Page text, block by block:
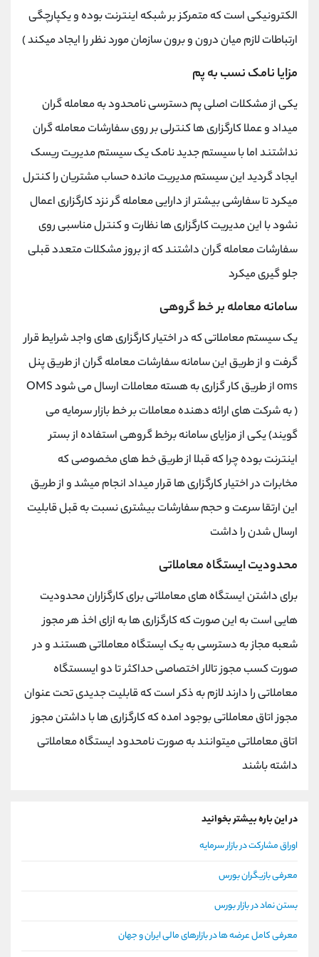
الکترونیکی است که متمرکز بر شبکه اینترنت بوده و یکپارچگی
ارتباطات لازم میان درون و برون سازمان مورد نظر را ایجاد میکند )
مزایا نامک نسب به پم
یکی از مشکلات اصلی پم دسترسی نامحدود به معامله گران
میداد و عملا کارگزاری ها کنترلی بر روی سفارشات معامله گران
نداشتند اما با سیستم جدید نامک یک سیستم مدیریت ریسک
ایجاد گردید این سیستم مدیریت مانده حساب مشتریان را کنترل
میکرد تا سفارشی بیشتر از دارایی معامله گر نزد کارگزاری اعمال
نشود با این مدیریت کارگزاری ها نظارت و کنترل مناسبی روی
سفارشات معامله گران داشتند که از بروز مشکلات متعدد قبلی
جلو گیری میکرد
سامانه معامله بر خط گروهی
یک سیستم معاملاتی که در اختیار کارگزاری های واجد شرایط قرار
گرفت و از طریق این سامانه سفارشات معامله گران از طریق پنل
oms از طریق کار گزاری به هسته معاملات ارسال می شود OMS
( به شرکت های ارائه دهنده معاملات بر خط بازار سرمایه می
گویند) یکی از مزایای سامانه برخط گروهی استفاده از بستر
اینترنت بوده چرا که قبلا از طریق خط های مخصوصی که
مخابرات در اختیار کارگزاری ها قرار میداد انجام میشد و از طریق
این ارتقا سرعت و حجم سفارشات بیشتری نسبت به قبل قابلیت
ارسال شدن را داشت
محدودیت ایستگاه معاملاتی
برای داشتن ایستگاه های معاملاتی برای کارگزاران محدودیت
هایی است به این صورت که کارگزاری ها به ازای اخذ هر مجوز
شعبه مجاز به دسترسی به یک ایستگاه معاملاتی هستند و در
صورت کسب مجوز تالار اختصاصی حداکثر تا دو ایسستگاه
معاملاتی را دارند لازم به ذکر است که قابلیت جدیدی تحت عنوان
مجوز اتاق معاملاتی بوجود امده که کارگزاری ها با داشتن مجوز
اتاق معاملاتی میتوانند به صورت نامحدود ایستگاه معاملاتی
داشته باشند
در این باره بیشتر بخوانید
اوراق مشارکت در بازار سرمایه
معرفی بازیگران بورس
بستن نماد در بازار بورس
معرفی کامل عرضه ها در بازارهای مالی ایران و جهان